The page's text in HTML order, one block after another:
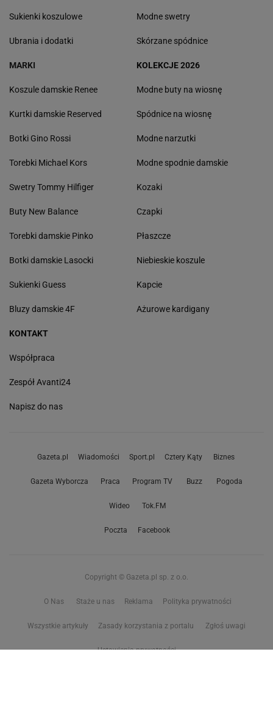
Sukienki koszulowe
Ubrania i dodatki
Modne swetry
Skórzane spódnice
MARKI
Koszule damskie Renee
Kurtki damskie Reserved
Botki Gino Rossi
Torebki Michael Kors
Swetry Tommy Hilfiger
Buty New Balance
Torebki damskie Pinko
Botki damskie Lasocki
Sukienki Guess
Bluzy damskie 4F
KOLEKCJE 2026
Modne buty na wiosnę
Spódnice na wiosnę
Modne narzutki
Modne spodnie damskie
Kozaki
Czapki
Płaszcze
Niebieskie koszule
Kapcie
Ażurowe kardigany
KONTAKT
Współpraca
Zespół Avanti24
Napisz do nas
Gazeta.pl Wiadomości Sport.pl Cztery Kąty Biznes
Gazeta Wyborcza Praca Program TV Buzz Pogoda
Wideo Tok.FM
Poczta Facebook
Copyright © Gazeta.pl sp. z o.o.
O Nas Staże u nas Reklama Polityka prywatności
Wszystkie artykuły Zasady korzystania z portalu Zgłoś uwagi
Ustawienia prywatności